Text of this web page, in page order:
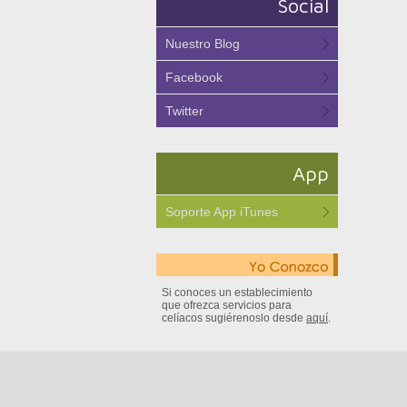
Social
Nuestro Blog
Facebook
Twitter
App
Soporte App iTunes
Si conoces un establecimiento
que ofrezca servicios para
celíacos sugiérenoslo desde aquí.